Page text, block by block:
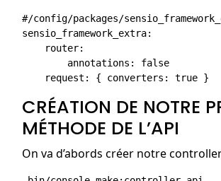
#/config/packages/
sensio_framework_extra:
    router:
        annotations: false
CRÉATION DE NOTRE
MÉTHODE DE L’API
On va d’abords créer notre